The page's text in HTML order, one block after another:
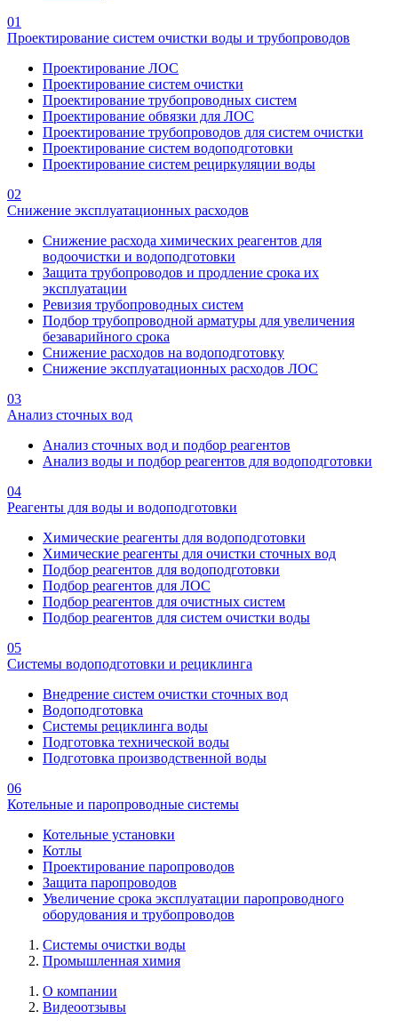
01
Проектирование систем очистки воды и трубопроводов
Проектирование ЛОС
Проектирование систем очистки
Проектирование трубопроводных систем
Проектирование обвязки для ЛОС
Проектирование трубопроводов для систем очистки
Проектирование систем водоподготовки
Проектирование систем рециркуляции воды
02
Снижение эксплуатационных расходов
Снижение расхода химических реагентов для
водоочистки и водоподготовки
Защита трубопроводов и продление срока их
эксплуатации
Ревизия трубопроводных систем
Подбор трубопроводной арматуры для увеличения
безаварийного срока
Снижение расходов на водоподготовку
Снижение эксплуатационных расходов ЛОС
03
Анализ сточных вод
Анализ сточных вод и подбор реагентов
Анализ воды и подбор реагентов для водоподготовки
04
Реагенты для воды и водоподготовки
Химические реагенты для водоподготовки
Химические реагенты для очистки сточных вод
Подбор реагентов для водоподготовки
Подбор реагентов для ЛОС
Подбор реагентов для очистных систем
Подбор реагентов для систем очистки воды
05
Системы водоподготовки и рециклинга
Внедрение систем очистки сточных вод
Водоподготовка
Системы рециклинга воды
Подготовка технической воды
Подготовка производственной воды
06
Котельные и паропроводные системы
Котельные установки
Котлы
Проектирование паропроводов
Защита паропроводов
Увеличение срока эксплуатации паропроводного
оборудования и трубопроводов
Системы очистки воды
Промышленная химия
О компании
Видеоотзывы